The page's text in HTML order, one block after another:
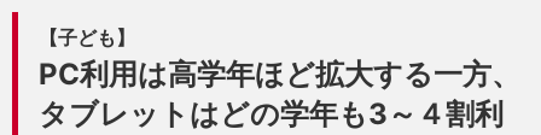
【子ども】
PC利用は高学年ほど拡大する一方、
タブレットはどの学年も3～４割利